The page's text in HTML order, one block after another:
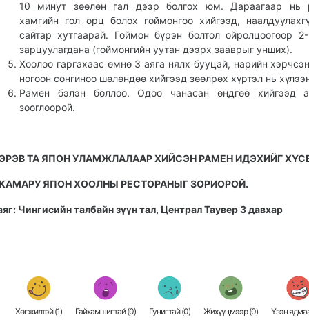
10 минут зөөлөн гал дээр болгох юм. Дараагаар нь
хамгийн гол орц болох гоймонгоо хийгээд,
сайтар хутгаарай. Гоймон бүрэн болтол ойролцоогоор
зарцуулагдана (гоймонгийн уутан дээрх зааврыг унших).
Хоолоо гаргахаас өмнө 3 аяга нялх бууцай, нарийн
ногоон сонгиноо шөлөндөө хийгээд зөөлрөх хүртэл нь
Рамен бэлэн боллоо. Одоо чанасан өндгөө хийгээд
зооглоорой.
ТА ЯПОН УЛАМЖЛАЛААР ХИЙСЭН РАМЕН ИДЭХИЙГ
ЯПОН ХООЛНЫ РЕСТОРАНЫГ ЗОРИОРОЙ.
Чингисийн талбайн зүүн тал, Централ Таувер 3 давхар
Хөгжилтэй (1) Гайхамшигтай (0) Гунигтай (0) Жихүүцмээр (0) Үзэн